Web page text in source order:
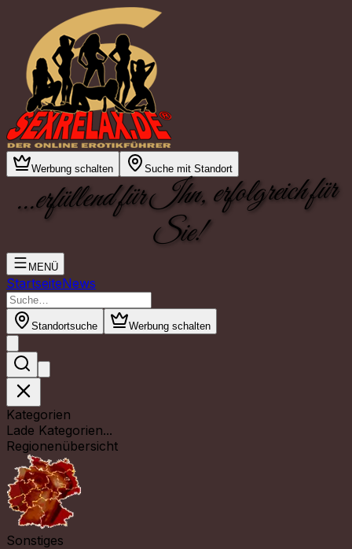
Werbung schalten Suche mit Standort
...erfüllend für Ihn, erfolgreich für
Sie!
MENÜ
StartseiteNews
Standortsuche Werbung schalten
Kategorien
Lade Kategorien...
Regionenübersicht
Sonstiges